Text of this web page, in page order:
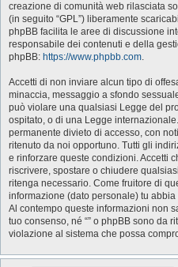
creazione di comunità web rilasciata
(in seguito “GPL”) liberamente
phpBB facilita le aree di discussione
responsabile dei contenuti e della
phpBB: https://www.phpbb.com.
Accetti di non inviare alcun tipo di
minaccia, messaggio a sfondo
può violare una qualsiasi Legge del
ospitato, o di una Legge
permanente divieto di accesso, con
ritenuto da noi opportuno. Tutti gli
e rinforzare queste condizioni. Accetti
riscrivere, spostare o chiudere
ritenga necessario. Come fruitore di
informazione (dato personale) tu
Al contempo queste informazioni non
tuo consenso, né “” o phpBB sono da
violazione al sistema che possa